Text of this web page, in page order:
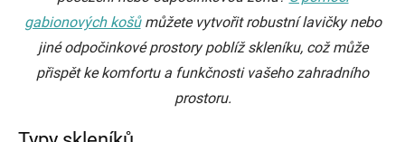
gabionových košůmůžete vytvořit robustní lavičky nebo
jiné odpočinkové prostory poblíž skleníku, což může
přispět ke komfortu a funkčnosti vašeho zahradního
prostoru.